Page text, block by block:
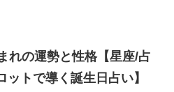
れの運勢と性格【星座/占
ットで導く誕生日占い】